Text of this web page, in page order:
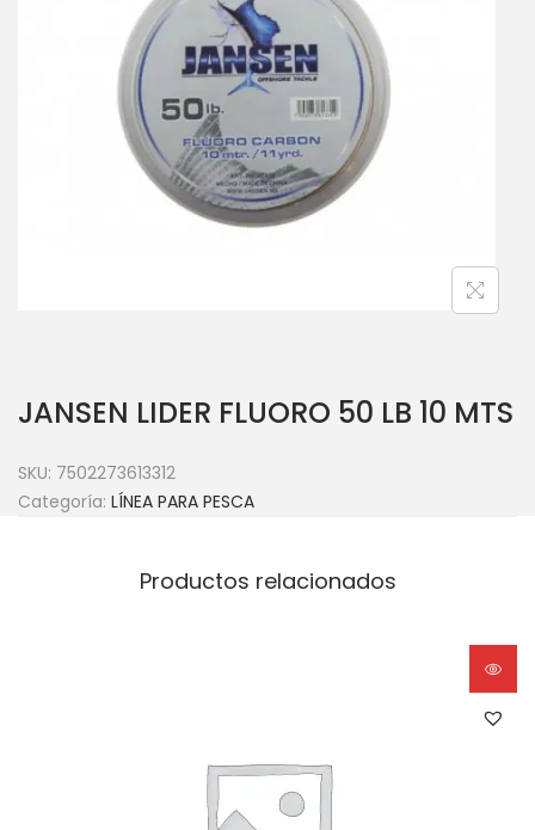
JANSEN LIDER FLUORO 50 LB 10 MTS
SKU: 7502273613312
Categoría: LÍNEA PARA PESCA
Productos relacionados